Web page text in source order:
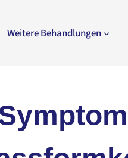
Weitere Behandlungen